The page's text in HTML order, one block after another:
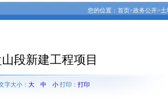
您的位置： 首页>政务公开>土
段新建工程项目
字大小： 大 中 小打印： 打印